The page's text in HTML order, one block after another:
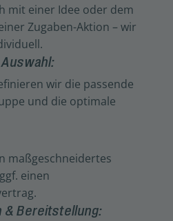
mit einer Idee oder dem
Zugaben-Aktion – wir
wir die passende
und die optimale
maßgeschneidertes
einen
& Bereitstellung: